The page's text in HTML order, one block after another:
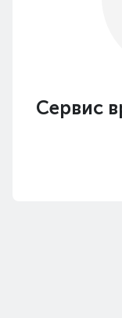
Сервис